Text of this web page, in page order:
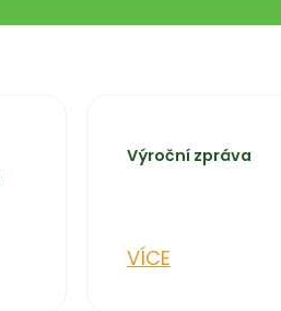
Výroční zpráva